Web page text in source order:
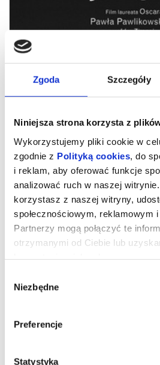
Zgoda Szczegóły
Niniejsza strona korzysta z
Wykorzystujemy pliki cookie w
zgodnie z Polityką cookies , do
i reklam, aby oferować funkcje
analizować ruch w naszej
korzystasz z naszej witryny,
społecznościowym, reklamowym i
Partnerzy mogą połączyć te
otrzymanymi od Ciebie lub
zgody
Niezbędne
Preferencje
Statystyka
(Hanns Zischler), laureatem Nagrody
a jego córką Eriką (Sandra Hüller) –
rozgrywa się w szczytowym okresie
zrujnowane Niemcy – z Frankfurtu pod
Weimaru pod wpływem sowieckim. Po